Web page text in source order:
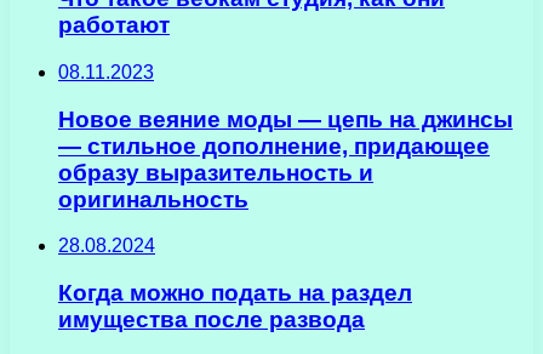
работают
08.11.2023
Новое веяние моды — цепь на джинсы
— стильное дополнение, придающее
образу выразительность и
оригинальность
28.08.2024
Когда можно подать на раздел
имущества после развода